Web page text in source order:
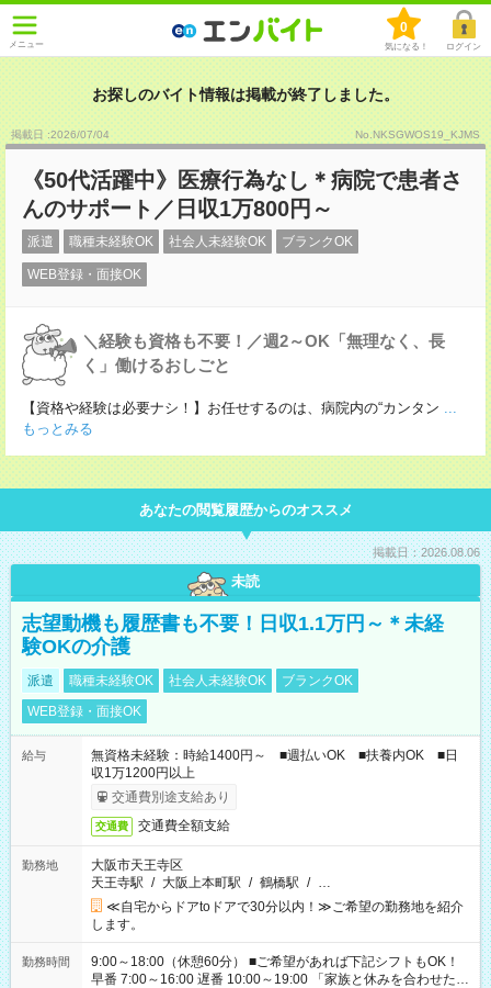
メニュー
0
気になる！ ログイン
お探しのバイト情報は掲載が終了しました。
掲載日 :2026/07/04 No.NKSGWOS19_KJMS
《50代活躍中》医療行為なし＊病院で患者さ
んのサポート／日収1万800円～
派遣 職種未経験OK 社会人未経験OK ブランクOK
WEB登録・面接OK
＼経験も資格も不要！／週2～OK「無理なく、長
く」働けるおしごと
【資格や経験は必要ナシ！】お任せするのは、病院内の“カンタン ...
もっとみる
あなたの閲覧履歴からのオススメ
掲載日：2026.08.06
未読
志望動機も履歴書も不要！日収1.1万円～＊未経
験OKの介護
派遣 職種未経験OK 社会人未経験OK
ブランクOK
WEB登録・面接OK
給与
無資格未経験：時給1400円～ ■週払いOK ■扶養内OK ■日
収1万1200円以上
交通費別途支給あり
交通費 交通費全額支給
勤務地
大阪市天王寺区
天王寺駅 / 大阪上本町駅 / 鶴橋駅 / …
≪自宅からドアtoドアで30分以内！≫ご希望の勤務地を紹介
します。
勤務時間
9:00～18:00（休憩60分） ■ご希望があれば下記シフトもOK！
早番 7:00～16:00 遅番 10:00～19:00 「家族と休みを合わせた